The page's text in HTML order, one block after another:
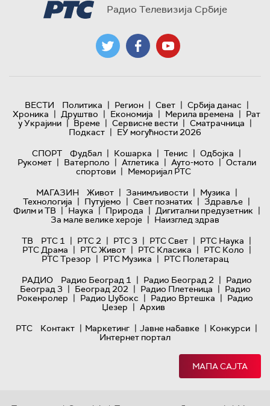
Радио Телевизија Србије
ВЕСТИ Политика | Регион | Свет | Србија данас |
Хроника | Друштво | Економија | Мерила времена | Рат
у Украјини | Време | Сервисне вести | Сматрачница |
Подкаст | ЕУ могућности 2026
СПОРТ
Фудбал | Кошарка | Тенис | Одбојка |
Рукомет | Ватерполо | Атлетика | Ауто-мото | Остали
спортови | Меморијал РТС
МАГАЗИН
Живот | Занимљивости | Музика |
Технологијa | Путујемо | Свет познатих | Здравље |
Филм и ТВ | Наука | Природа | Дигитални предузетник |
За мале велике хероје | Наизглед здрав
ТВ
РТС 1 | РТС 2 | РТС 3 | РТС Свет | РТС Наука |
РТС Драма | РТС Живот | РТС Класика | РТС Коло |
РТС Трезор | РТС Музика | РТС Полетарац
РАДИО
Радио Београд 1 | Радио Београд 2 | Радио
Београд 3 | Београд 202 | Радио Плетеница | Радио
Рокенролер | Радио Џубокс | Радио Вртешка | Радио
Џезер | Архив
РТС
Контакт | Маркетинг | Јавне набавке | Конкурси |
Интернет портал
МАПА САЈТА